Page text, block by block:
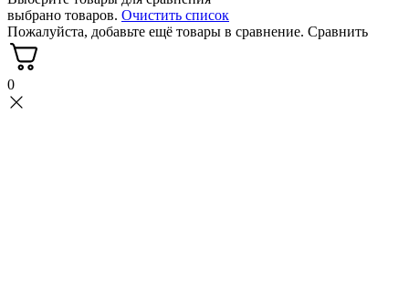
выбрано товаров. Очистить список
Пожалуйста, добавьте ещё товары в сравнение. Сравнить
0